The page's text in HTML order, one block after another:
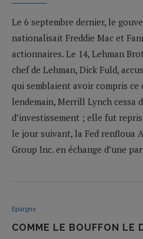
Le 6 septembre dernier, le
nationalisait Freddie Mac et
actionnaires. Le 14, Lehman
chef de Lehman, Dick Fuld,
qui semblaient avoir compris
lendemain, Merrill Lynch cessa
d’investissement ; elle fut
le jour suivant, la Fed renfloua
Group Inc. en échange d’une
Epargne
COMME LE BOUFFON LE